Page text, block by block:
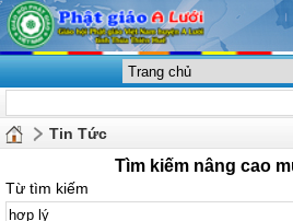
Tin Tức
Tìm kiếm nâng cao
Từ tìm kiếm